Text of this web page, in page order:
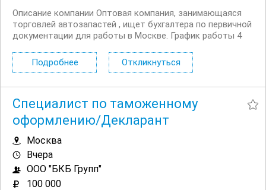
Описание компании Оптовая компания, занимающаяся
торговлей автозапастей , ищет бухгалтера по первичной
документации для работы в Москве. График работы 4
трудоустройство согласно Трудовому кодексу
Российской Федерации. Требования Опыт работы на
Подробнее Откликнуться
Специалист по таможенному
оформлению/Декларант
Москва
Вчера
ООО "БКБ Групп"
100 000